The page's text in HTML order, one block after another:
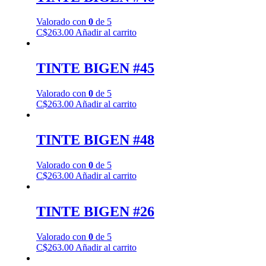
Valorado con 0de 5
C$263.00Añadir al carrito
TINTE BIGEN #45
Valorado con 0de 5
C$263.00 Añadir al carrito
TINTE BIGEN #48
Valorado con 0de 5
C$263.00 Añadir al carrito
TINTE BIGEN #26
Valorado con 0de 5
C$263.00 Añadir al carrito